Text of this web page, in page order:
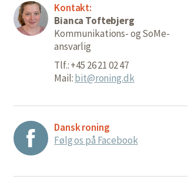
Kontakt:
Bianca Toftebjerg
Kommunikations- og SoMe-
ansvarlig
Tlf.: +45 26 21 02 47
Mail:bit@roning.dk
Dansk roning
Følg os på Facebook